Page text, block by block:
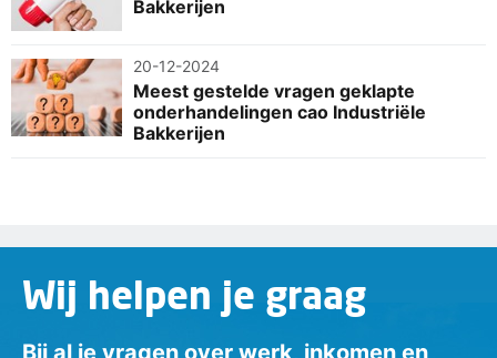
Bakkerijen
20-12-2024
Meest gestelde vragen geklapte
onderhandelingen cao Industriële
Bakkerijen
Wij helpen je graag